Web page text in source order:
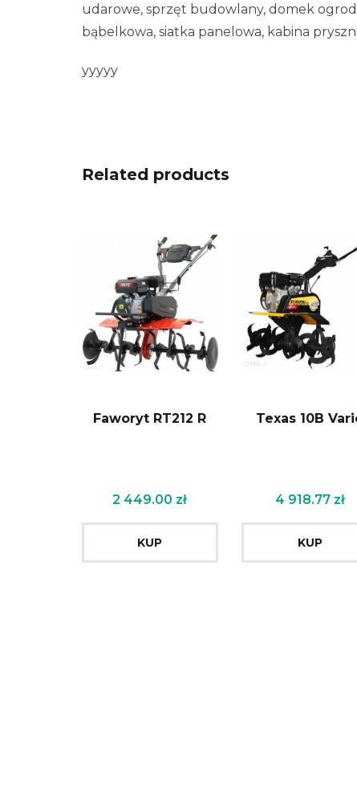
udarowe, sprzęt budowlany, domek
bąbelkowa, siatka panelowa, kabina
yyyyy
Related products
Faworyt RT212 R
2 449.00 zł
KUP
Texas 10B
4 918.77 zł
KUP